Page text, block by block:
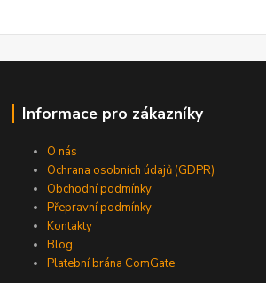
Informace pro zákazníky
O nás
Ochrana osobních údajů (GDPR)
Obchodní podmínky
Přepravní podmínky
Kontakty
Blog
Platební brána ComGate